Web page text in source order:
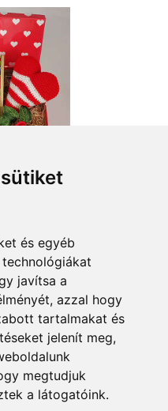
és egyéb
javítsa a
azzal hogy
tartalmakat és
jelenít meg,
megtudjuk
a látogatóink.
methods